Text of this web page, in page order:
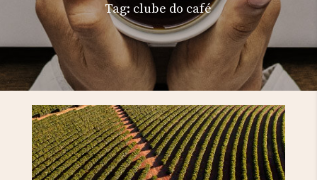
Tag: clube do café